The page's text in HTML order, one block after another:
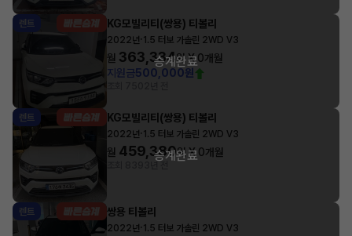
렌트 KG모빌리티(쌍용) 티볼리
2022년· 1.5 터보 가솔린 2WD V3
월 363,334원 X0개월
지원금500,000원
승계완료
렌트 KG모빌리티(쌍용) 티볼리
2022년· 1.5 터보 가솔린 2WD V3
월 459,380원 X0개월
승계완료
렌트 쌍용 티볼리
2022년· 1.5 터보 가솔린 2WD V3